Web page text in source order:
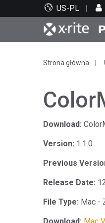
US-PL
Top
Druk i
Wsparcie
Zasoby
Strona główna
Download:
Version: 1.1.0
Previous
Release Date:
File Type: Mac -
Download: Mac